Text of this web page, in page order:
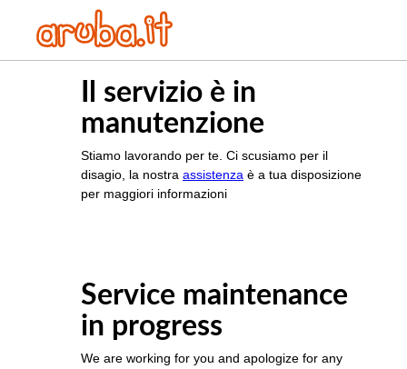
Il servizio è in
manutenzione
Stiamo lavorando per te. Ci scusiamo per il
disagio, la nostra assistenza è a tua disposizione
per maggiori informazioni
Service maintenance
in progress
We are working for you and apologize for any